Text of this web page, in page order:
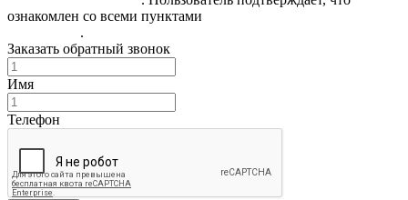
ознакомлен со всеми пунктами
.
Заказать обратный звонок
Имя
Телефон